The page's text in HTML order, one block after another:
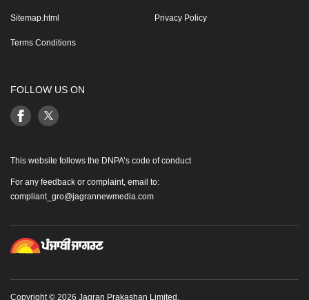
Sitemap.html Privacy Policy
Terms Conditions
FOLLOW US ON
This website follows the DNPA’s code of conduct
For any feedback or complaint, email to:
compliant_gro@jagrannewmedia.com
Copyright © 2026 Jagran Prakashan Limited.